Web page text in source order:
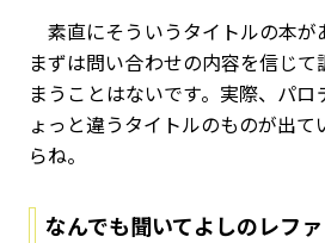
素直にそういうタイトルの本が
まずは問い合わせの内容を信じて
まうことはないです。実際、パロ
ょっと違うタイトルのものが出
らね。
なんでも聞いてよしのレフ